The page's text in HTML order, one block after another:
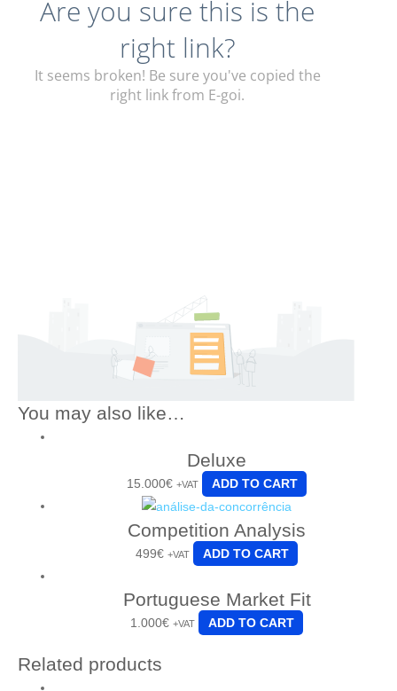
You may also like…
Deluxe
15.000€ +VAT ADD TO CART
Competition Analysis
499€ +VAT ADD TO CART
Portuguese Market Fit
1.000€ +VAT ADD TO CART
Related products